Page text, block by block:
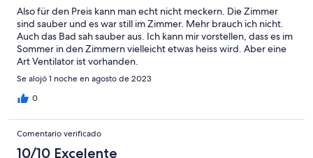
Also für den Preis kann man echt nicht meckern. Die Zimmer
sind sauber und es war still im Zimmer. Mehr brauch ich nicht.
Auch das Bad sah sauber aus. Ich kann mir vorstellen, dass es im
Sommer in den Zimmern vielleicht etwas heiss wird. Aber eine
Art Ventilator ist vorhanden.
Se alojó 1 noche en agosto de 2023
0
Comentario verificado
10/10 Excelente